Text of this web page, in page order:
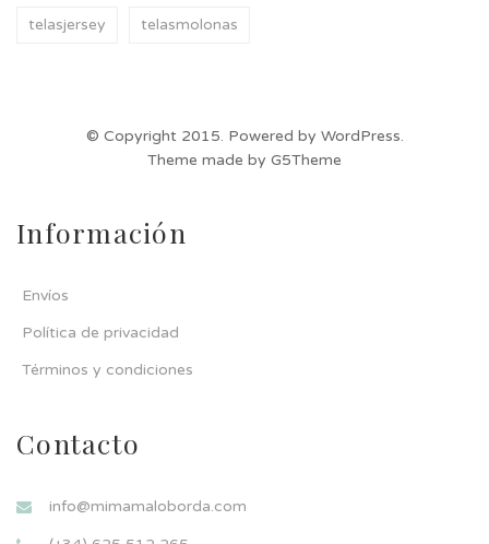
telasjersey telasmolonas
© Copyright 2015. Powered by WordPress.
Theme made by G5Theme
Información
Envíos
Política de privacidad
Términos y condiciones
Contacto
info@mimamaloborda.com